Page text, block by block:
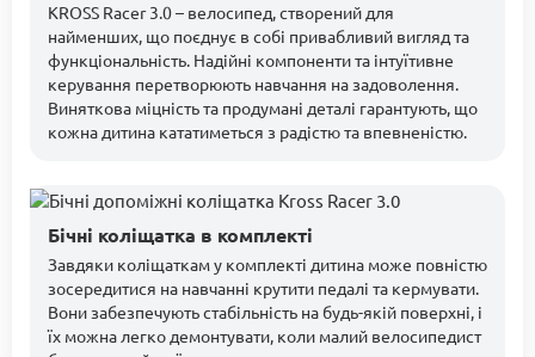
KROSS Racer 3.0 – велосипед, створений для
найменших, що поєднує в собі привабливий вигляд та
функціональність. Надійні компоненти та інтуїтивне
керування перетворюють навчання на задоволення.
Виняткова міцність та продумані деталі гарантують, що
кожна дитина кататиметься з радістю та впевненістю.
Бічні коліщатка в комплекті
Завдяки коліщаткам у комплекті дитина може повністю
зосередитися на навчанні крутити педалі та кермувати.
Вони забезпечують стабільність на будь-якій поверхні, і
їх можна легко демонтувати, коли малий велосипедист